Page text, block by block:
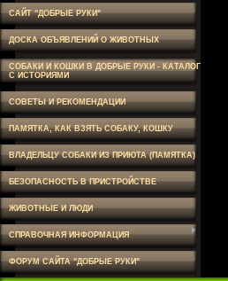
САЙТ "ДОБРЫЕ РУКИ"
ДОСКА ОБЪЯВЛЕНИЙ О ЖИВОТНЫХ
СОБАКИ И КОШКИ В ДОБРЫЕ РУКИ - КАТАЛОГ
С ИСТОРИЯМИ
СОВЕТЫ И РЕКОМЕНДАЦИИ
ПАМЯТКА, КАК ВЗЯТЬ СОБАКУ, КОШКУ
ВЛАДЕЛЬЦУ СОБАКИ ИЗ ПРИЮТА (ПАМЯТКА)
БЕЗОПАСНОСТЬ В ПРИСТРОЙСТВЕ
ЖИВОТНЫЕ И ЛЮДИ
СПРАВОЧНАЯ ИНФОРМАЦИЯ
ФОРУМ САЙТА "ДОБРЫЕ РУКИ"